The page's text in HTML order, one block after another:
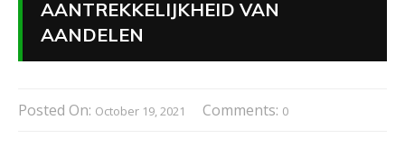
AANTREKKELIJKHEID VAN
AANDELEN
Posted On: October 19, 2021 Comments: 0